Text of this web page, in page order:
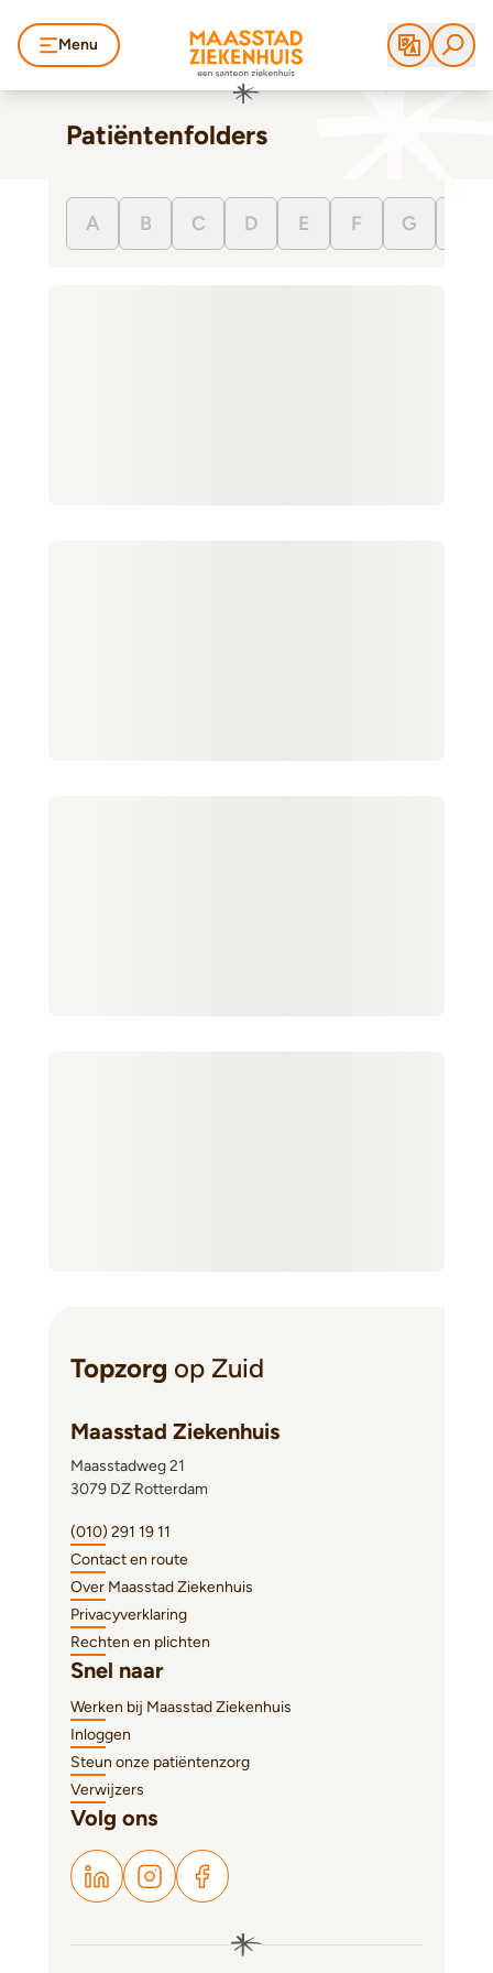
Menu
Patiëntenfolders
A B C D E F G
Topzorg op Zuid
Maasstad Ziekenhuis
Maasstadweg 21
3079 DZ Rotterdam
(010) 291 19 11
Contact en route
Over Maasstad Ziekenhuis
Privacyverklaring
Rechten en plichten
Snel naar
Werken bij Maasstad Ziekenhuis
Inloggen
Steun onze patiëntenzorg
Verwijzers
Volg ons